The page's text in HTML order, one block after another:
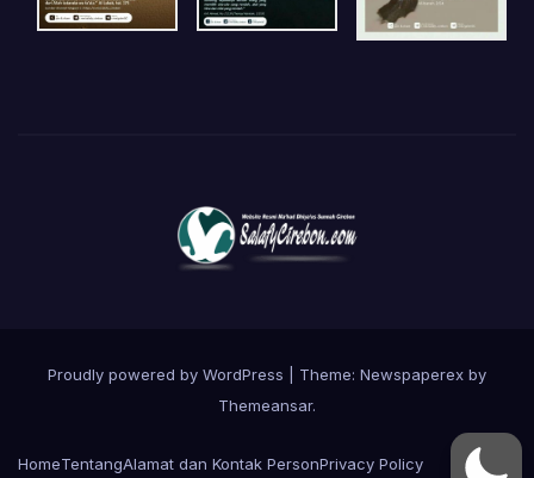
Proudly powered by WordPress
Theme: Newspaperex by
Themeansar.
HomeTentangAlamat dan Kontak PersonPrivacy Policy